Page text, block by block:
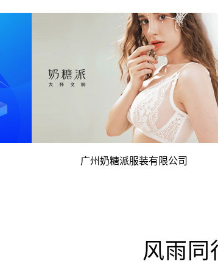
电脑版 手机版
- C-K杯大杯文胸 优秀内衣设计理念 -
广州奶糖派服装有限公司
风雨同